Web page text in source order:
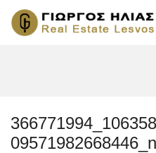
09571982668446_n